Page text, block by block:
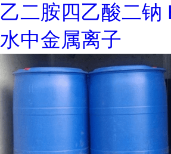
乙二胺四乙酸二钠
水中金属离子